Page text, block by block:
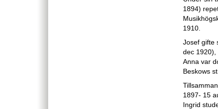
1894)
1910.
Josef gifte
dec 1920),
Anna var
Beskows
1897- 15
Ingrid